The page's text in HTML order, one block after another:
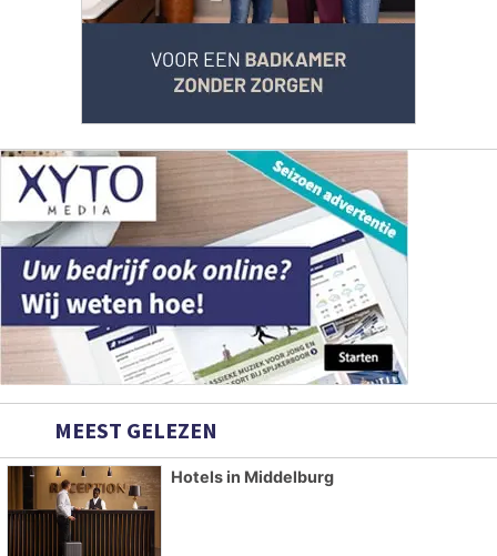
MEEST GELEZEN
Hotels in Middelburg